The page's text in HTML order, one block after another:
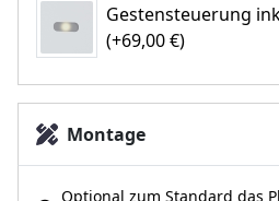
Gestensteuerung
(+69,00 €)
Montage
Optional zum Standard das